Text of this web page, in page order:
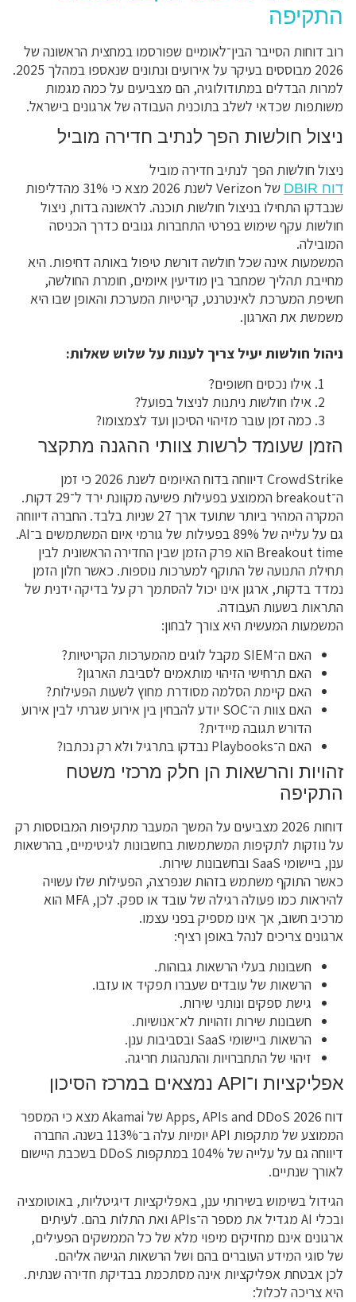
התקיפה
רוב דוחות הסייבר הבין־לאומיים שפורסמו במחצית הראשונה של
2026 מבוססים בעיקר על אירועים ונתונים שנאספו במהלך 2025.
למרות הבדלים במתודולוגיה, הם מצביעים על כמה מגמות
משותפות שכדאי לשלב בתוכנית העבודה של ארגונים בישראל.
ניצול חולשות הפך לנתיב חדירה מוביל
ניצול חולשות הפך לנתיב חדירה מוביל
דוח DBIR
של Verizon לשנת 2026 מצא כי 31% מהדליפות
שנבדקו התחילו בניצול חולשות תוכנה. לראשונה בדוח, ניצול
חולשות עקף שימוש בפרטי התחברות גנובים כדרך הכניסה
המובילה.
המשמעות אינה שכל חולשה דורשת טיפול באותה דחיפות. היא
מחייבת תהליך שמחבר בין מודיעין איומים, חומרת החולשה,
חשיפת המערכת לאינטרנט, קריטיות המערכת והאופן שבו היא
משמשת את הארגון.
ניהול חולשות יעיל צריך לענות על שלוש שאלות:
אילו נכסים חשופים?
אילו חולשות ניתנות לניצול בפועל?
כמה זמן עובר מזיהוי הסיכון ועד לצמצומו?
הזמן שעומד לרשות צוותי ההגנה מתקצר
CrowdStrike דיווחה בדוח האיומים לשנת 2026 כי זמן
ה־breakout הממוצע בפעילות פשיעה מקוונת ירד ל־29 דקות.
המקרה המהיר ביותר שתועד ארך 27 שניות בלבד. החברה דיווחה
גם על עלייה של 89% בפעילות של גורמי איום המשתמשים ב־AI.
Breakout time הוא פרק הזמן שבין החדירה הראשונית לבין
תחילת התנועה של התוקף למערכות נוספות. כאשר חלון הזמן
נמדד בדקות, ארגון אינו יכול להסתמך רק על בדיקה ידנית של
התראות בשעות העבודה.
המשמעות המעשית היא צורך לבחון:
האם ה־SIEM מקבל לוגים מהמערכות הקריטיות?
האם תרחישי הזיהוי מותאמים לסביבת הארגון?
האם קיימת הסלמה מסודרת מחוץ לשעות הפעילות?
האם צוות ה־SOC יודע להבחין בין אירוע שגרתי לבין אירוע
הדורש תגובה מיידית?
האם ה־Playbooks נבדקו בתרגיל ולא רק נכתבו?
זהויות והרשאות הן חלק מרכזי משטח
התקיפה
דוחות 2026 מצביעים על המשך המעבר מתקיפות המבוססות רק
על נוזקות לתקיפות המשתמשות בחשבונות לגיטימיים, בהרשאות
ענן, ביישומי SaaS ובחשבונות שירות.
כאשר התוקף משתמש בזהות שנפרצה, הפעילות שלו עשויה
להיראות כמו פעולה רגילה של עובד או ספק. לכן, MFA הוא
מרכיב חשוב, אך אינו מספיק בפני עצמו.
ארגונים צריכים לנהל באופן רציף:
חשבונות בעלי הרשאות גבוהות.
הרשאות של עובדים שעברו תפקיד או עזבו.
גישת ספקים ונותני שירות.
חשבונות שירות וזהויות לא־אנושיות.
הרשאות ביישומי SaaS ובסביבות ענן.
זיהוי של התחברויות והתנהגות חריגה.
אפליקציות ו־API נמצאים במרכז הסיכון
דוח Apps, APIs and DDoS 2026 של Akamai מצא כי המספר
הממוצע של מתקפות API יומיות עלה ב־113% בשנה. החברה
דיווחה גם על עלייה של 104% במתקפות DDoS בשכבת היישום
לאורך שנתיים.
הגידול בשימוש בשירותי ענן, באפליקציות דיגיטליות, באוטומציה
ובכלי AI מגדיל את מספר ה־APIs ואת התלות בהם. לעיתים
ארגונים אינם מחזיקים מיפוי מלא של כל הממשקים הפעילים,
של סוגי המידע העוברים בהם ושל הרשאות הגישה אליהם.
לכן אבטחת אפליקציות אינה מסתכמת בבדיקת חדירה שנתית.
היא צריכה לכלול: